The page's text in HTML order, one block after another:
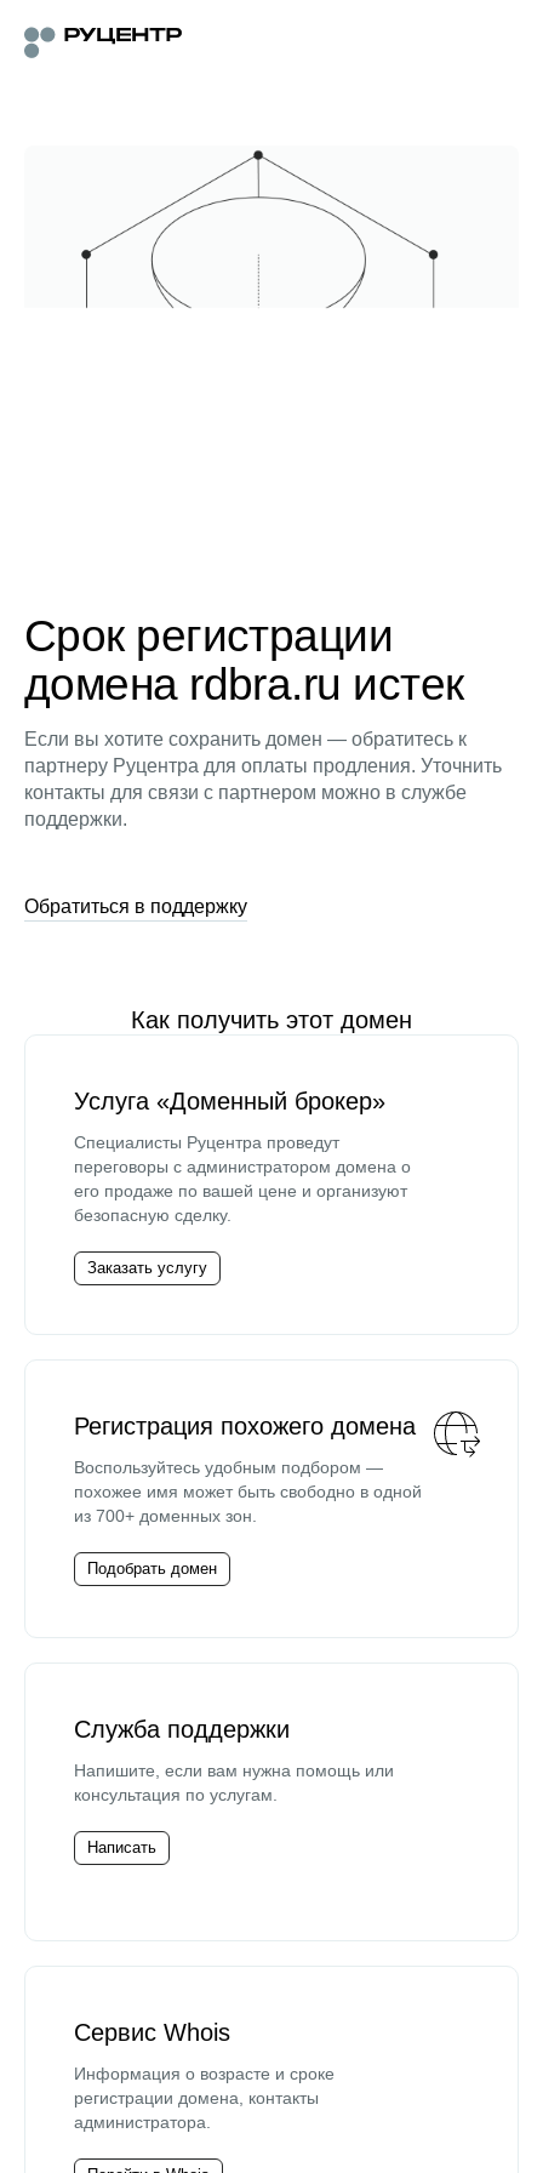
Срок регистрации
домена rdbra.ru истек
Если вы хотите сохранить домен — обратитесь к
партнеру Руцентра для оплаты продления. Уточнить
контакты для связи с партнером можно в службе
поддержки.
Обратиться в поддержку
Как получить этот домен
Услуга «Доменный брокер»
Специалисты Руцентра проведут
переговоры с администратором домена о
его продаже по вашей цене и организуют
безопасную сделку.
Заказать услугу
Регистрация похожего домена
Воспользуйтесь удобным подбором —
похожее имя может быть свободно в одной
из 700+ доменных зон.
Подобрать домен
Служба поддержки
Напишите, если вам нужна помощь или
консультация по услугам.
Написать
Сервис Whois
Информация о возрасте и сроке
регистрации домена, контакты
администратора.